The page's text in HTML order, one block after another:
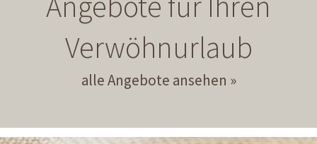
Verwöhnurlaub
alle Angebote ansehen